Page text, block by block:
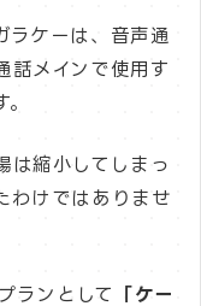
ラケーは、音声通
話メインで使用す
は縮小してしまっ
わけではありませ
ランとして
「ケー